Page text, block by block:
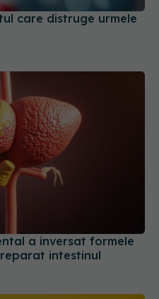
care distruge urmele
a inversat formele
intestinul